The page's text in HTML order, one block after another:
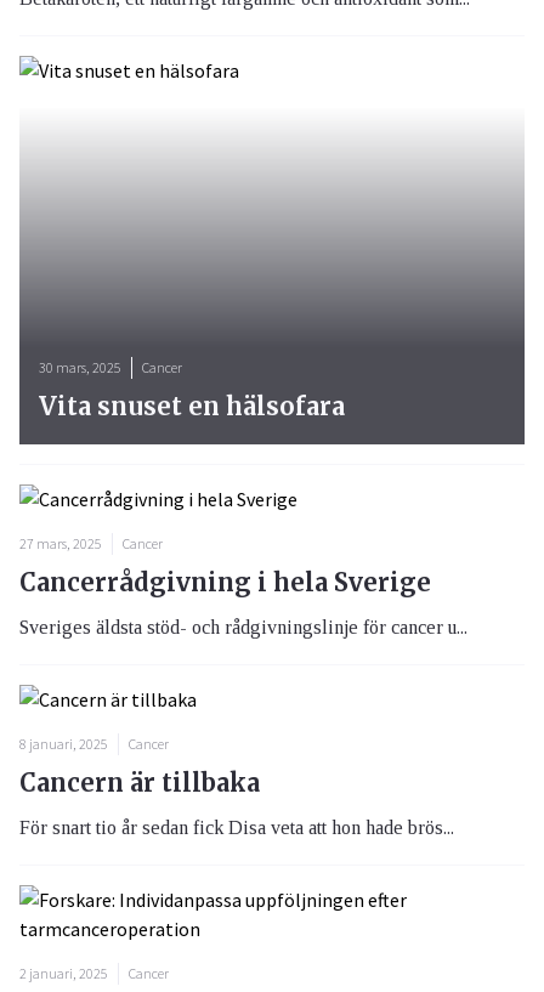
30 mars, 2025 Cancer
Vita snuset en hälsofara
27 mars, 2025 Cancer
Cancerrådgivning i hela Sverige
Sveriges äldsta stöd- och rådgivningslinje för cancer u...
8 januari, 2025 Cancer
Cancern är tillbaka
För snart tio år sedan fick Disa veta att hon hade brös...
2 januari, 2025 Cancer